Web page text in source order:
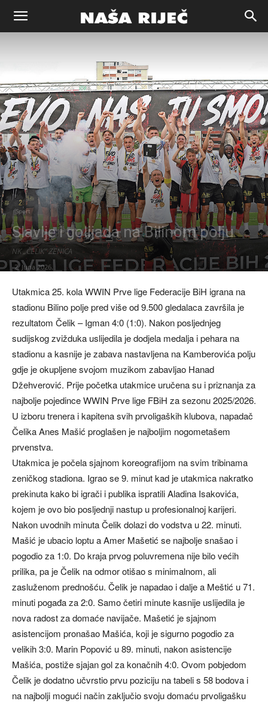
Naša
Zenica
Sport
Slavlje i golijada na Bilinom polju
NK „ČELIK“ ZENICA
2. Juna 2026.
Utakmica 25. kola WWIN Prve lige Federacije BiH igrana na
stadionu Bilino polje pred više od 9.500 gledalaca završila je
rezultatom Čelik – Igman 4:0 (1:0). Nakon posljednjeg
sudijskog zvižduka uslijedila je dodjela medalja i pehara na
stadionu a kasnije je zabava nastavljena na Kamberovića polju
gdje je okupljene svojom muzikom zabavljao Hanad
Džehverović. Prije početka utakmice uručena su i priznanja za
najbolje pojedince WWIN Prve lige FBiH za sezonu 2025/2026.
U izboru trenera i kapitena svih prvoligaških klubova, napadač
Čelika Anes Mašić proglašen je najboljim nogometašem
prvenstva.
Utakmica je počela sjajnom koreografijom na svim tribinama
zeničkog stadiona. Igrao se 9. minut kad je utakmica nakratko
prekinuta kako bi igrači i publika ispratili Aladina Isakovića,
kojem je ovo bio posljednji nastup u profesionalnoj karijeri.
Nakon uvodnih minuta Čelik dolazi do vodstva u 22. minuti.
Mašić je ubacio loptu a Amer Mašetić se najbolje snašao i
pogodio za 1:0. Do kraja prvog poluvremena nije bilo većih
prilika, pa je Čelik na odmor otišao s minimalnom, ali
zasluženom prednošću. Čelik je napadao i dalje a Meštić u 71.
minuti pogađa za 2:0. Samo četiri minute kasnije uslijedila je
nova radost za domaće navijače. Mašetić je sjajnom
asistencijom pronašao Mašića, koji je sigurno pogodio za
velikih 3:0. Marin Popović u 89. minuti, nakon asistencije
Mašića, postiže sjajan gol za konačnih 4:0. Ovom pobjedom
Čelik je dodatno učvrstio prvu poziciju na tabeli s 58 bodova i
na najbolji mogući način zaključio svoju domaću prvoligašku